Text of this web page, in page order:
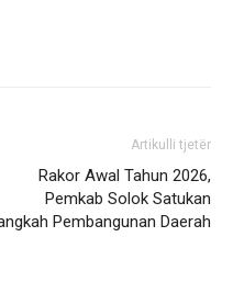
Artikulli tjetër
Rakor Awal Tahun 2026,
Pemkab Solok Satukan
Pembangunan Daerah